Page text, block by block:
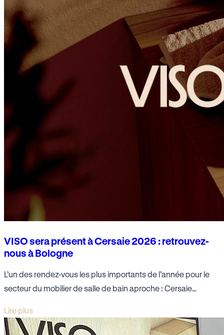
VISO sera présent à Cersaie 2026 : retrouvez-
nous à Bologne
L’un des rendez-vous les plus importants de l’année pour le
secteur du mobilier de salle de bain aproche : Cersaie…
Lire plus